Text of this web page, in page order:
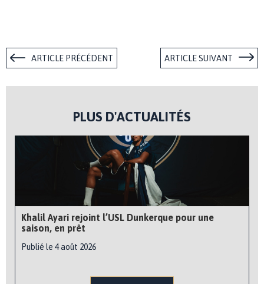
ARTICLE PRÉCÉDENT ARTICLE SUIVANT
PLUS D'ACTUALITÉS
Khalil Ayari rejoint l’USL Dunkerque pour une
saison, en prêt
Publié le 4 août 2026